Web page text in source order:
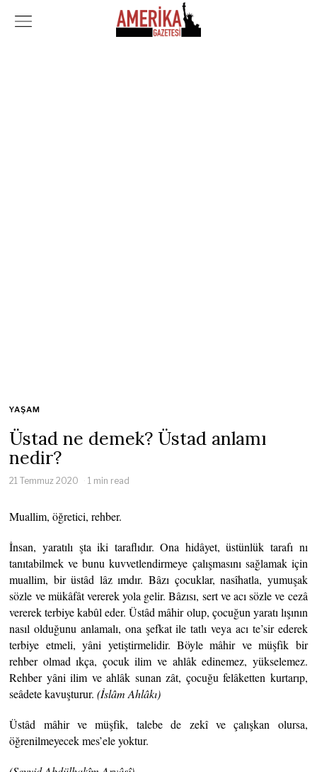
YAŞAM
Üstad ne demek? Üstad anlamı
nedir?
21 Temmuz 2020 1 min read
Muallim, öğretici, rehber.
İnsan, yaratılı şta iki taraflıdır. Ona hidâyet, üstünlük tarafı nı
tanıtabilmek ve bunu kuvvetlendirmeye çalışmasını sağlamak için
muallim, bir üstâd lâz ımdır. Bâzı çocuklar, nasîhatla, yumuşak
sözle ve mükâfât vererek yola gelir. Bâzısı, sert ve acı sözle ve cezâ
vererek terbiye kabûl eder. Üstâd mâhir olup, çocuğun yaratı lışının
nasıl olduğunu anlamalı, ona şefkat ile tatlı veya acı te’sir ederek
terbiye etmeli, yâni yetiştirmelidir. Böyle mâhir ve müşfik bir
rehber olmad ıkça, çocuk ilim ve ahlâk edinemez, yükselemez.
Rehber yâni ilim ve ahlâk sunan zât, çocuğu felâketten kurtarıp,
seâdete kavuşturur.(İslâm Ahlâkı)
Üstâd mâhir ve müşfik, talebe de zekî ve çalışkan olursa,
öğrenilmeyecek mes’ele yoktur.